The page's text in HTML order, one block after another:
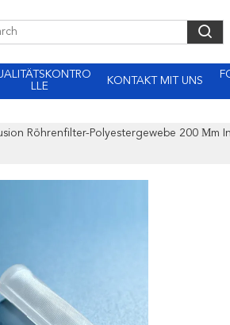
LLE
KONTAKT MIT UNS
Röhrenfilter-Polyestergewebe 200 Μm